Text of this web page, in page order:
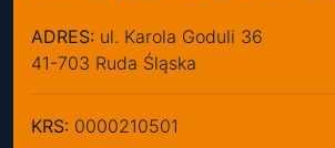
ADRES: ul. Karola Goduli 36
41-703 Ruda Śląska
KRS: 0000210501